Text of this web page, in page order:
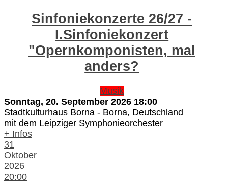
Sinfoniekonzerte 26/27 -
I.Sinfoniekonzert
"Opernkomponisten, mal
anders?
Musik
Sonntag, 20. September 2026 18:00
Stadtkulturhaus Borna - Borna, Deutschland
mit dem Leipziger Symphonieorchester
+ Infos
31
Oktober
2026
20:00